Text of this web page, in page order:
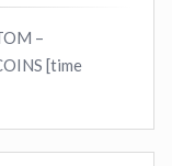
–
[time